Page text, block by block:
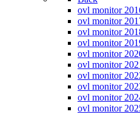
ovl monitor
ovl monitor
ovl monitor
ovl monitor
ovl monitor
ovl monitor
ovl monitor
ovl monitor
ovl monitor
ovl monitor